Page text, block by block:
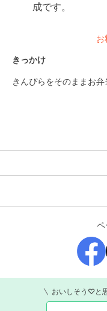
成です。
お
きっかけ
きんぴらをそのままお弁
ペ
おいしそう♡と